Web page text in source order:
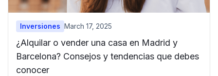
Inversiones March 17, 2025
¿Alquilar o vender una casa en Madrid y
Barcelona? Consejos y tendencias que debes
conocer